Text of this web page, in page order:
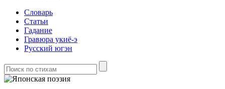
Словарь
Статьи
Гадание
Гравюра укиё-э
Русский югэн